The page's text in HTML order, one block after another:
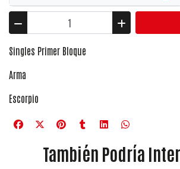
Singles Primer Bloque
Arma
Escorpio
También Podría